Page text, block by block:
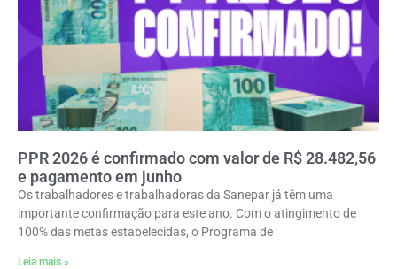
PPR 2026 é confirmado com valor de R$ 28.482,56
e pagamento em junho
Os trabalhadores e trabalhadoras da Sanepar já têm uma
importante confirmação para este ano. Com o atingimento de
100% das metas estabelecidas, o Programa de
Leia mais »